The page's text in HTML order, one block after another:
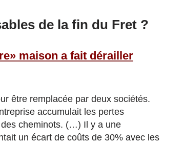
de la fin du Fret ?
maison a fait dérailler
être remplacée par deux sociétés.
accumulait les pertes
cheminots. (…) Il y a une
un écart de coûts de 30% avec les